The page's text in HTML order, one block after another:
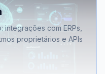
com ERPs,
proprietários e APIs